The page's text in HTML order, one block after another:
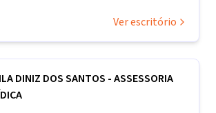
Ver escritório
DINIZ DOS SANTOS - ASSESSORIA